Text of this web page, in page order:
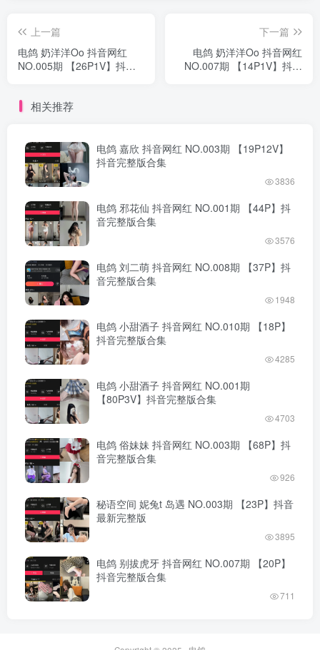
上一篇
电鸽 奶洋洋Oo 抖音网红
NO.005期 【26P1V】抖音
下一篇
电鸽 奶洋洋Oo 抖音网红
NO.007期 【14P1V】抖音
相关推荐
电鸽 嘉欣 抖音网红 NO.003期 【19P12V】
抖音完整版合集
3836
电鸽 邪花仙 抖音网红 NO.001期 【44P】抖
音完整版合集
3576
电鸽 刘二萌 抖音网红 NO.008期 【37P】抖
音完整版合集
1948
电鸽 小甜酒子 抖音网红 NO.010期 【18P】
抖音完整版合集
4285
电鸽 小甜酒子 抖音网红 NO.001期
【80P3V】抖音完整版合集
4703
电鸽 俗妹妹 抖音网红 NO.003期 【68P】抖
音完整版合集
926
秘语空间 妮兔t 岛遇 NO.003期 【23P】抖音
最新完整版
3895
电鸽 别拔虎牙 抖音网红 NO.007期 【20P】
抖音完整版合集
711